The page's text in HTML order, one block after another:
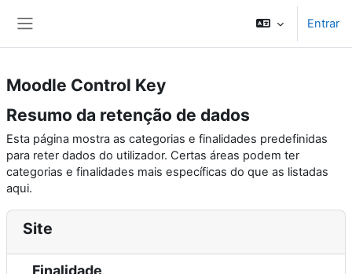
Entrar
Moodle Control Key
Resumo da retenção de dados
Esta página mostra as categorias e finalidades predefinidas
para reter dados do utilizador. Certas áreas podem ter
categorias e finalidades mais específicas do que as listadas
aqui.
Site
Finalidade